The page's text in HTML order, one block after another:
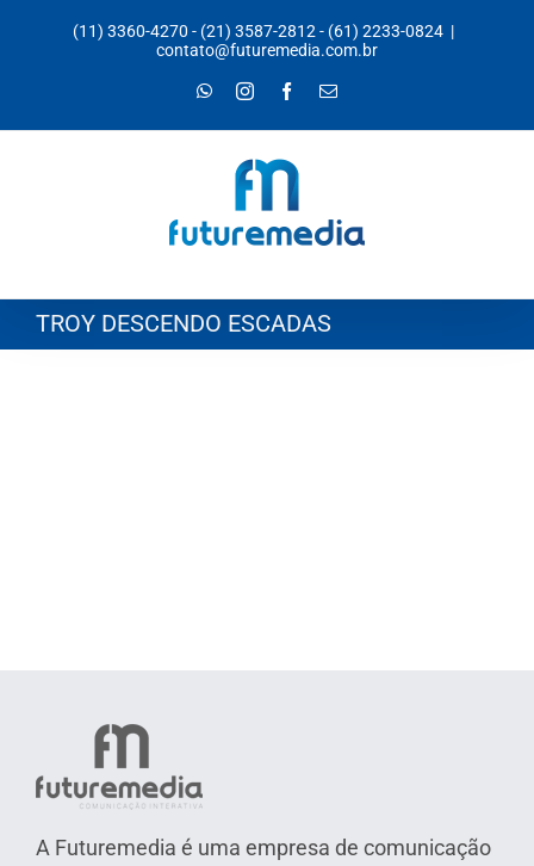
(11) 3360-4270 - (21) 3587-2812- (61) 2233-0824 |
contato@futuremedia.com.br
WhatsAppInstagramFacebook
E-
TROY DESCENDO ESCADAS
A Futuremedia é uma empresa de comunicação